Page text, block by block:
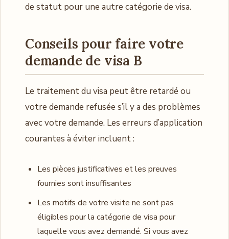
de statut pour une autre catégorie de visa.
Conseils pour faire votre
demande de visa B
Le traitement du visa peut être retardé ou
votre demande refusée s’il y a des problèmes
avec votre demande. Les erreurs d’application
courantes à éviter incluent :
Les pièces justificatives et les preuves
fournies sont insuffisantes
Les motifs de votre visite ne sont pas
éligibles pour la catégorie de visa pour
laquelle vous avez demandé. Si vous avez